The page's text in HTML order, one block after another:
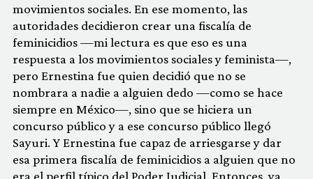
movimientos sociales. En ese momento, las
autoridades decidieron crear una fiscalía de
feminicidios —mi lectura es que eso es una
respuesta a los movimientos sociales y feminista—,
pero Ernestina fue quien decidió que no se
nombrara a nadie a alguien dedo —como se hace
siempre en México—, sino que se hiciera un
concurso público y a ese concurso público llegó
Sayuri. Y Ernestina fue capaz de arriesgarse y dar
esa primera fiscalía de feminicidios a alguien que no
era el perfil típico del Poder Judicial. Entonces, ya